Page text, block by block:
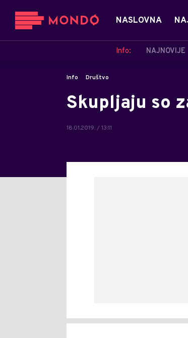
NASLOVNA
Info: NAJNOVIJE
Info Društvo
Skupljaju so
18.01.2019. / 13:11